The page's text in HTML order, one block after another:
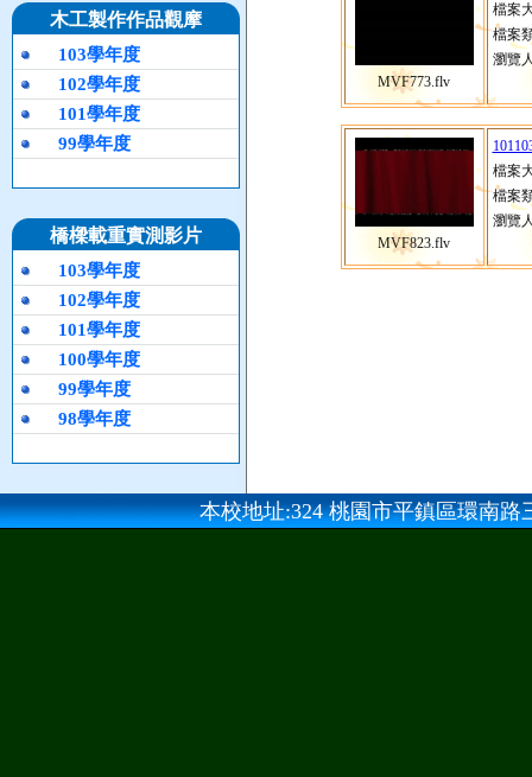
木工製作作品觀摩
103學年度
102學年度
101學年度
99學年度
橋樑載重實測影片
103學年度
102學年度
101學年度
100學年度
99學年度
98學年度
MVF773.flv
檔案
檔案
瀏覽
MVF823.flv
檔案
檔案
瀏覽
本校地址:324 桃園市平鎮區環南路